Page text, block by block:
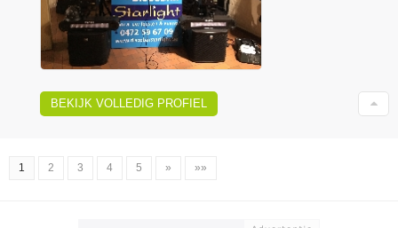
BEKIJK VOLLEDIG PROFIEL
1 2 3 4 5 » »»